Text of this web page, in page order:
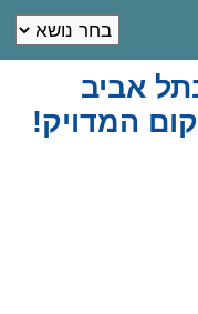
אביב
המדויק!